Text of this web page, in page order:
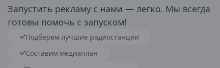
Запустить рекламу с нами — легко. Мы всегда
готовы помочь с запуском!
Подберем лучшие радиостанции
Составим медиаплан
Зарайск
Кашира
Клин
Луховицы
Можайск